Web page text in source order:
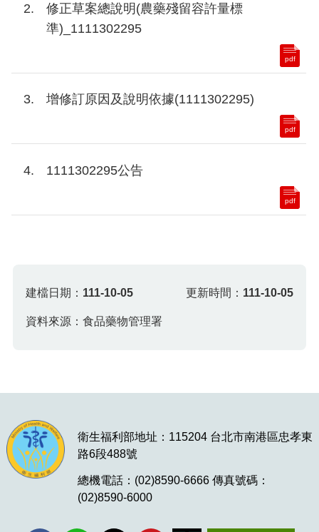
修正草案總說明(農藥殘留容許量標
準)_1111302295
pdf
增修訂原因及說明依據(1111302295)
pdf
1111302295公告
pdf
建檔日期： 111-10-05 更新時間： 111-10-05
資料來源：食品藥物管理署
衛生福利部地址：115204 台北市南港區忠孝東
路6段488號
總機電話：(02)8590-6666 傳真號碼：
(02)8590-6000